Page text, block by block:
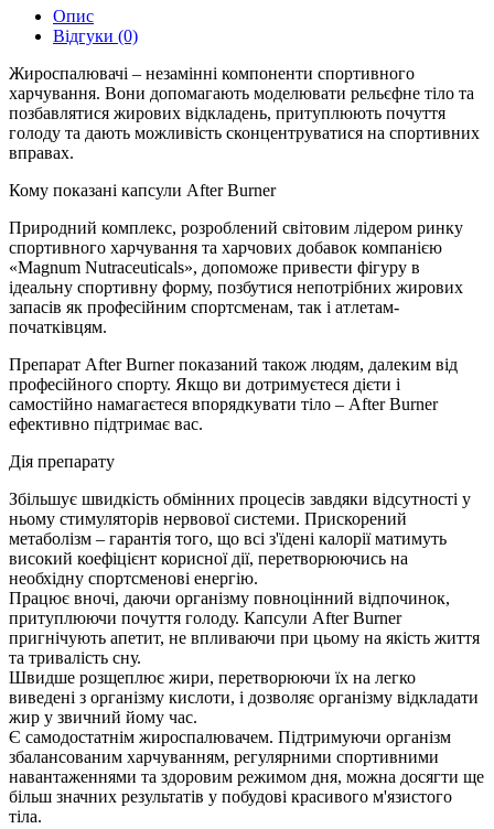
Опис
Відгуки (0)
Жироспалювачі – незамінні компоненти спортивного
харчування. Вони допомагають моделювати рельєфне тіло та
позбавлятися жирових відкладень, притуплюють почуття
голоду та дають можливість сконцентруватися на спортивних
вправах.
Кому показані капсули After Burner
Природний комплекс, розроблений світовим лідером ринку
спортивного харчування та харчових добавок компанією
«Magnum Nutraceuticals», допоможе привести фігуру в
ідеальну спортивну форму, позбутися непотрібних жирових
запасів як професійним спортсменам, так і атлетам-
початківцям.
Препарат After Burner показаний також людям, далеким від
професійного спорту. Якщо ви дотримуєтеся дієти і
самостійно намагаєтеся впорядкувати тіло – After Burner
ефективно підтримає вас.
Дія препарату
Збільшує швидкість обмінних процесів завдяки відсутності у
ньому стимуляторів нервової системи. Прискорений
метаболізм – гарантія того, що всі з'їдені калорії матимуть
високий коефіцієнт корисної дії, перетворюючись на
необхідну спортсменові енергію.
Працює вночі, даючи організму повноцінний відпочинок,
притуплюючи почуття голоду. Капсули After Burner
пригнічують апетит, не впливаючи при цьому на якість життя
та тривалість сну.
Швидше розщеплює жири, перетворюючи їх на легко
виведені з організму кислоти, і дозволяє організму відкладати
жир у звичний йому час.
Є самодостатнім жироспалювачем. Підтримуючи організм
збалансованим харчуванням, регулярними спортивними
навантаженнями та здоровим режимом дня, можна досягти ще
більш значних результатів у побудові красивого м'язистого
тіла.